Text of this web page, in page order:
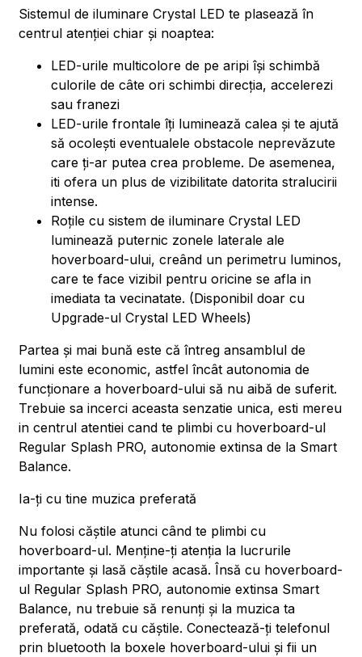
Sistemul de iluminare Crystal LED te plasează în
centrul atenției chiar și noaptea:
LED-urile multicolore de pe aripi își schimbă
culorile de câte ori schimbi direcția, accelerezi
sau franezi
LED-urile frontale îți luminează calea și te ajută
să ocolești eventualele obstacole neprevăzute
care ți-ar putea crea probleme. De asemenea,
iti ofera un plus de vizibilitate datorita stralucirii
intense.
Roțile cu sistem de iluminare Crystal LED
luminează puternic zonele laterale ale
hoverboard-ului, creând un perimetru luminos,
care te face vizibil pentru oricine se afla in
imediata ta vecinatate. (Disponibil doar cu
Upgrade-ul Crystal LED Wheels)
Partea și mai bună este că întreg ansamblul de
lumini este economic, astfel încât autonomia de
funcționare a hoverboard-ului să nu aibă de suferit.
Trebuie sa incerci aceasta senzatie unica, esti mereu
in centrul atentiei cand te plimbi cu hoverboard-ul
Regular Splash PRO, autonomie extinsa de la Smart
Balance.
Ia-ți cu tine muzica preferată
Nu folosi căștile atunci când te plimbi cu
hoverboard-ul. Menține-ți atenția la lucrurile
importante și lasă căștile acasă. Însă cu hoverboard-
ul Regular Splash PRO, autonomie extinsa Smart
Balance, nu trebuie să renunți și la muzica ta
preferată, odată cu căștile. Conectează-ți telefonul
prin bluetooth la boxele hoverboard-ului și fii un